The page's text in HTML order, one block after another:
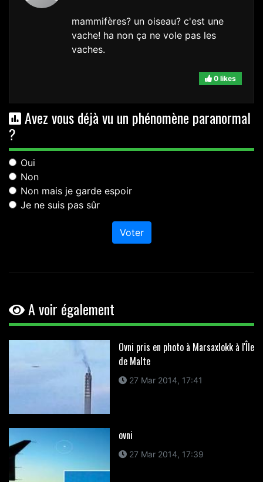
mammifères? un oiseau? c'est une
vache! ha non ça ne vole pas les
vaches.
0 likes
Avez vous déjà vu un phénomène paranormal
?
Oui
Non
Non mais je garde espoir
Je ne suis pas sûr
Voter
A voir également
Ovni pris en photo à Marsaxlokk à l'Île
de Malte
27 Mar 2014, 17:41
ovni
27 Mar 2014, 17:39